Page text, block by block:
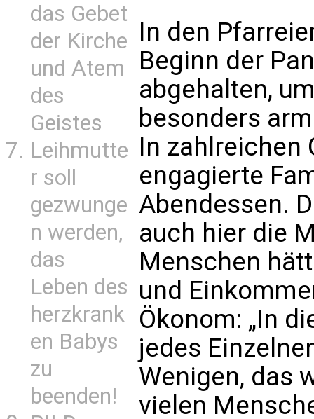
das Gebet
der Kirche
und Atem
des
Geistes
Leihmutte
r soll
gezwunge
n werden,
das
Leben des
herzkrank
en Babys
zu
beenden!
In den
Beginn der
abgehalten,
besonders
In zahlreichen
engagierte
Abendessen.
auch hier die
Menschen
und
Ökonom: „In
jedes
Wenigen, das
vielen